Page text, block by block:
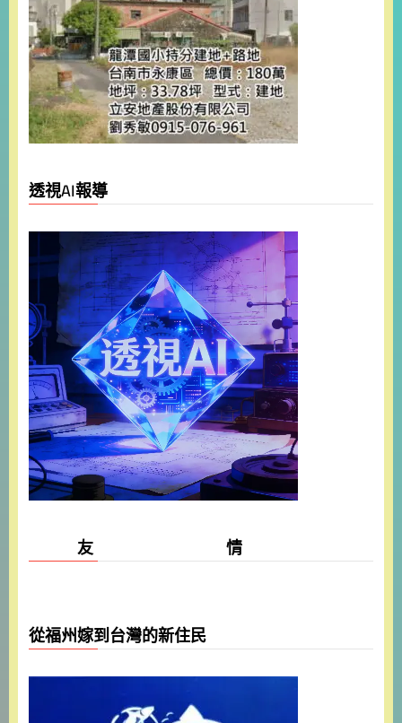
透視AI報導
友 情
從福州嫁到台灣的新住民